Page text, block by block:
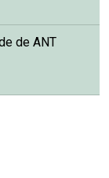
de ANT